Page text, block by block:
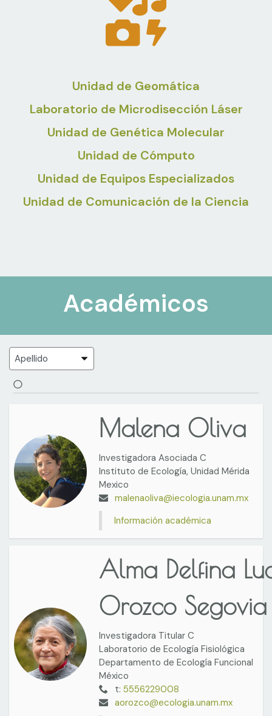
Unidad de Geomática
Laboratorio de Microdisección Láser
Unidad de Genética Molecular
Unidad de Cómputo
Unidad de Equipos Especializados
Unidad de Comunicación de la Ciencia
Académicos
O
Malena Oliva
Investigadora Asociada C
Instituto de Ecología, Unidad Mérida
Mexico
malenaoliva@iecologia.unam.mx
Información académica
Alma Delfina
Orozco Segovia
Investigadora Titular C
Laboratorio de Ecología Fisiológica
Departamento de Ecología Funcional
México
t:5556229008
aorozco@ecologia.unam.mx